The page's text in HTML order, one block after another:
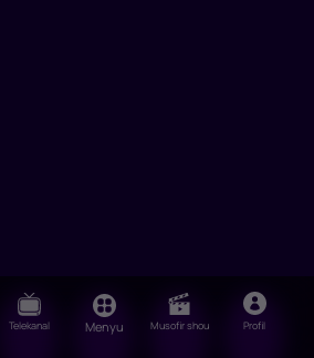
Telekanal Menyu Musofir shou Profil